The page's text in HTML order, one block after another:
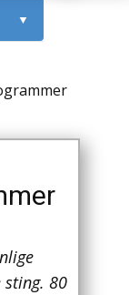
▼
80